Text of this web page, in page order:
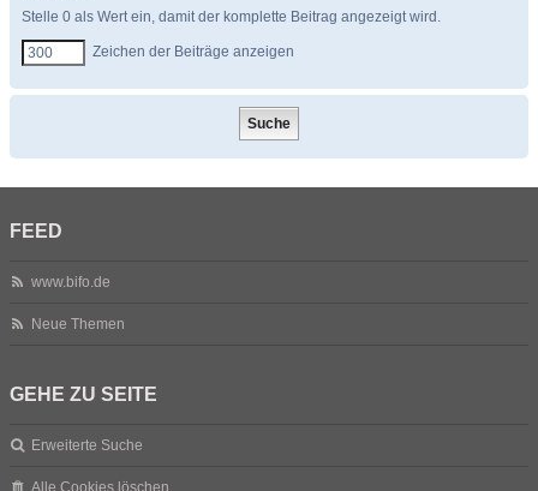
Stelle 0 als Wert ein, damit der komplette Beitrag angezeigt wird.
Zeichen der Beiträge anzeigen
FEED
www.bifo.de
Neue Themen
GEHE ZU SEITE
Erweiterte Suche
Alle Cookies löschen